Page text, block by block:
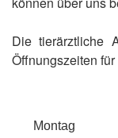
Die tierärztliche
Öffnungszeiten
Montag